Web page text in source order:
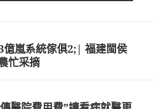
億嵐系統傢俱2;| 福建閩侯
忙采摘